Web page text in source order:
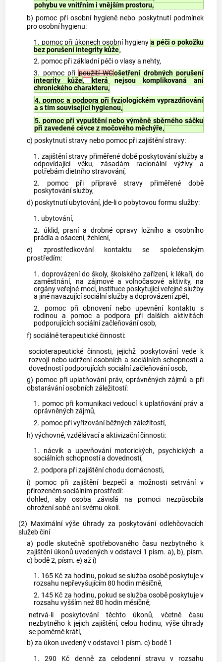
pohybu ve vnitřním i vnějším prostoru,
b) pomoc při osobní hygieně nebo poskytnutí podmínek
pro osobní hygienu:
1. pomoc při úkonech osobní hygieny a péči o pokožku
bez porušení integrity kůže,
2. pomoc při základní péči o vlasy a nehty,
3. pomoc při použití WCošetření drobných porušení
integrity kůže,která nejsou komplikovaná ani
chronického charakteru,
4. pomoc a podpora při fyziologickém vyprazdňování
a s tím související hygienou,
5. pomoc při vypuštění nebo výměně sběrného sáčku
při zavedené cévce z močového měchýře,
c) poskytnutí stravy nebo pomoc při zajištění stravy:
1. zajištění stravy přiměřené době poskytování služby a
odpovídající věku, zásadám racionální výživy a
potřebám dietního stravování,
2. pomoc při přípravě stravy přiměřené době
poskytování služby,
d) poskytnutí ubytování, jde-li o pobytovou formu služby:
1. ubytování,
2. úklid, praní a drobné opravy ložního a osobního
prádla a ošacení, žehlení,
e) zprostředkování kontaktu se společenským
prostředím:
1. doprovázení do školy, školského zařízení, k lékaři, do
zaměstnání, na zájmové a volnočasové aktivity, na
orgány veřejné moci, instituce poskytující veřejné služby
a jiné navazující sociální služby a doprovázení zpět,
2. pomoc při obnovení nebo upevnění kontaktu s
rodinou a pomoc a podpora při dalších aktivitách
podporujících sociální začleňování osob,
f) sociálně terapeutické činnosti:
socioterapeutické činnosti, jejichž poskytování vede k
rozvoji nebo udržení osobních a sociálních schopností a
dovedností podporujících sociální začleňování osob,
g) pomoc při uplatňování práv, oprávněných zájmů a při
obstarávání osobních záležitostí:
1. pomoc při komunikaci vedoucí k uplatňování práv a
oprávněných zájmů,
2. pomoc při vyřizování běžných záležitostí,
h) výchovné, vzdělávací a aktivizační činnosti:
1. nácvik a upevňování motorických, psychických a
sociálních schopností a dovedností,
2. podpora při zajištění chodu domácnosti,
i) pomoc při zajištění bezpečí a možnosti setrvání v
přirozeném sociálním prostředí:
dohled, aby osoba závislá na pomoci nezpůsobila
ohrožení sobě ani svému okolí.
(2) Maximální výše úhrady za poskytování odlehčovacích
služeb činí
a) podle skutečně spotřebovaného času nezbytného k
zajištění úkonů uvedených v odstavci 1 písm. a), b), písm.
c) bodě 2, písm. e) až i)
1. 165 Kč za hodinu, pokud se služba osobě poskytuje v
rozsahu nepřevyšujícím 80 hodin měsíčně,
2. 145 Kč za hodinu, pokud se služba osobě poskytuje v
rozsahu vyšším než 80 hodin měsíčně;
netrvá-li poskytování těchto úkonů, včetně času
nezbytného k jejich zajištění, celou hodinu, výše úhrady
se poměrně krátí,
b) za úkon uvedený v odstavci 1 písm. c) bodě 1
1. 290 Kč denně za celodenní stravu v rozsahu